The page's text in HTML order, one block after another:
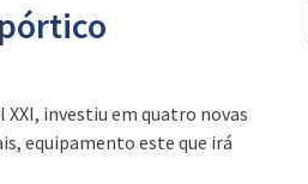
XXI, investiu em quatro novas
equipamento este que irá